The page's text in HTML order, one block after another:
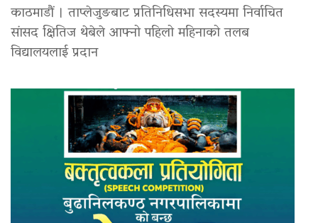
काठमाडौं । ताप्लेजुङबाट प्रतिनिधिसभा सदस्यमा निर्वाचित
सांसद क्षितिज थेबेले आफ्नो पहिलो महिनाको तलब
विद्यालयलाई प्रदान